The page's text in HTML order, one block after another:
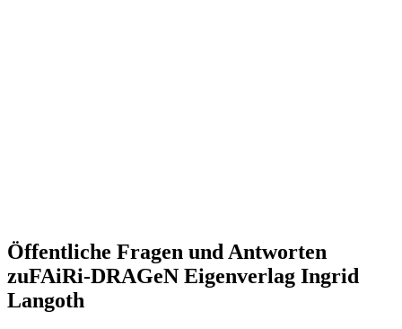
Öffentliche Fragen und Antworten
zuFAiRi-DRAGeN Eigenverlag Ingrid
Langoth